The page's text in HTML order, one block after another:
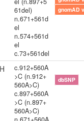
61del)
n.671+561d
el
n.574+561d
el
c.73+561del
gnomAD
c.912+560A
>C (n.912+
560A>C)
c.897+560A
>C (n.897+
560A>C)
dbSNP